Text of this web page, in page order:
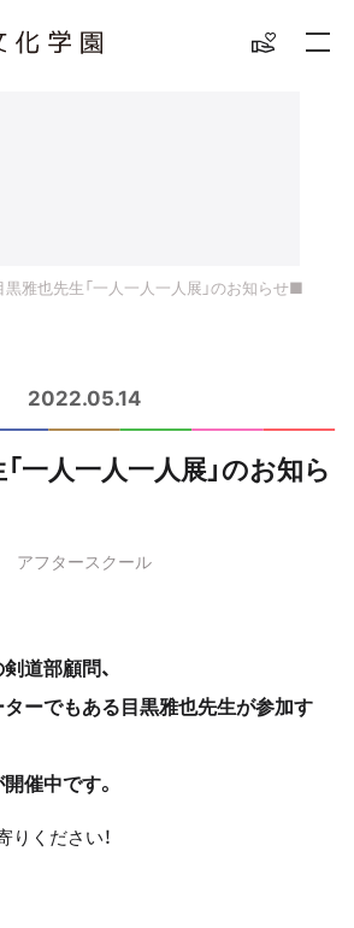
雅也先生「一人一人一人展」のお知らせ■
2022.05.14
一人一人一人展」のお知ら
アフタースクール
道部顧問、
ーでもある目黒雅也先生が参加す
催中です。
りください！